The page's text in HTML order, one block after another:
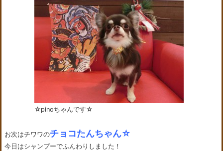
☆pinoちゃんです☆
お次はチワワのチョコたんちゃん☆
今日はシャンプーでふんわりしました！